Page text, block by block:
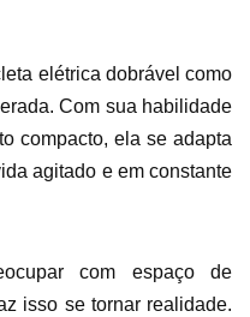
elétrica dobrável como
Com sua habilidade
compacto, ela se adapta
agitado e em constante
com espaço de
isso se tornar realidade.